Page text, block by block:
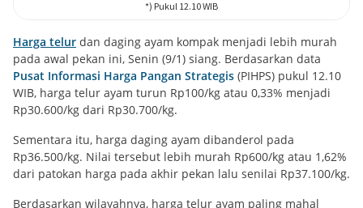
Harga telur dan daging ayam kompak menjadi lebih murah
pada awal pekan ini, Senin (9/1) siang. Berdasarkan data
Pusat Informasi Harga Pangan Strategis (PIHPS) pukul 12.10
WIB, harga telur ayam turun Rp100/kg atau 0,33% menjadi
Rp30.600/kg dari Rp30.700/kg.
Sementara itu, harga daging ayam dibanderol pada
Rp36.500/kg. Nilai tersebut lebih murah Rp600/kg atau 1,62%
dari patokan harga pada akhir pekan lalu senilai Rp37.100/kg.
Berdasarkan wilayahnya, harga telur ayam paling mahal